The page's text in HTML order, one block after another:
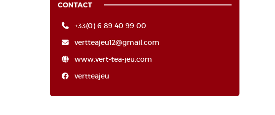
CONTACT
+33(0) 6 89 40 99 00
vertteajeu12@gmail.com
www.vert-tea-jeu.com
vertteajeu